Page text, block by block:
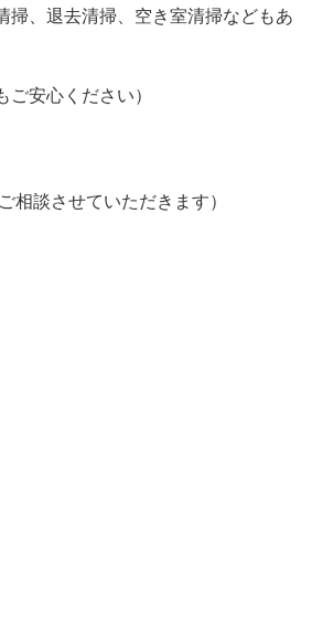
掃、退去清掃、空き室清掃などもあ
ご安心ください）
相談させていただきます）